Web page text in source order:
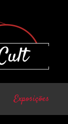
Exposições